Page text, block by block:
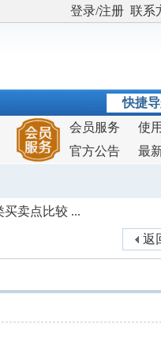
登录/注册 联系
快捷
会员服务
使
官方公告
最
卖点比较 ...
返